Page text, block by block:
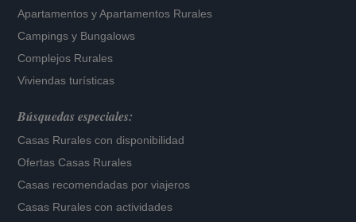
Apartamentos yApartamentos Rurales
Campings y Bungalows
Complejos Rurales
Viviendas turísticas
Búsquedas especiales:
Casas Rurales con disponibilidad
Ofertas Casas Rurales
Casas recomendadas por viajeros
Casas Rurales con actividades